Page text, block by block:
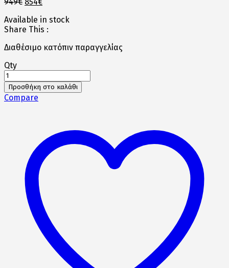
was:
949€.
τιμή
είναι:
Available in stock
Share This :
Διαθέσιμο κατόπιν παραγγελίας
Qty
RX-
7V
EVO
FROST
Προσθήκη στο καλάθι
Compare